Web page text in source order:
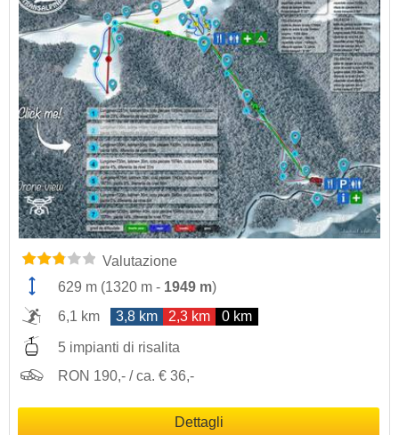
Valutazione
629 m (1320 m - 1949 m)
6,1 km
3,8 km 2,3 km 0 km
5 impianti di risalita
RON 190,- / ca. € 36,-
Dettagli